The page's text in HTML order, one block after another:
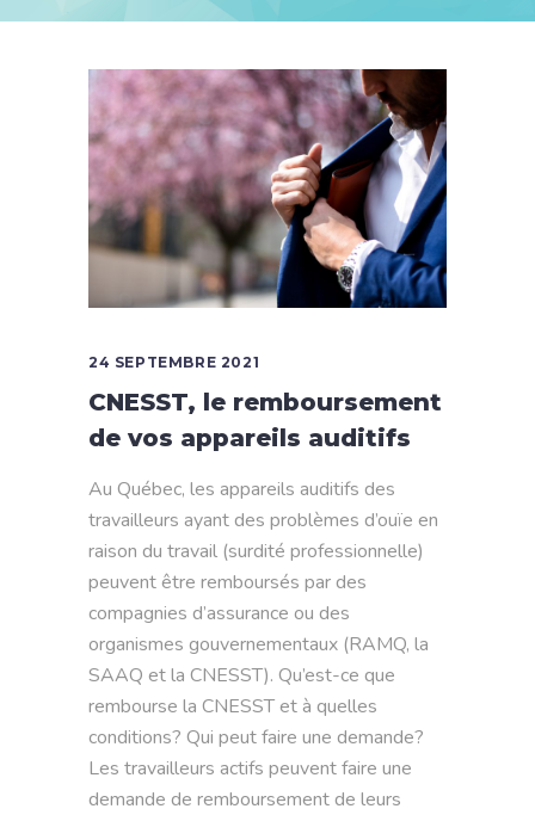
24 SEPTEMBRE 2021
CNESST, le remboursement
de vos appareils auditifs
Au Québec, les appareils auditifs des
travailleurs ayant des problèmes d’ouïe en
raison du travail (surdité professionnelle)
peuvent être remboursés par des
compagnies d’assurance ou des
organismes gouvernementaux (RAMQ, la
SAAQ et la CNESST). Qu’est-ce que
rembourse la CNESST et à quelles
conditions? Qui peut faire une demande?
Les travailleurs actifs peuvent faire une
demande de remboursement de leurs